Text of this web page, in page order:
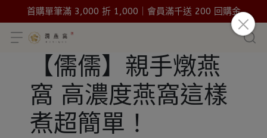
首購單筆滿 3,000 折 1,000｜會員滿千送 200 回購金
【儒儒】親手燉燕
窩 高濃度燕窩這樣
煮超簡單！